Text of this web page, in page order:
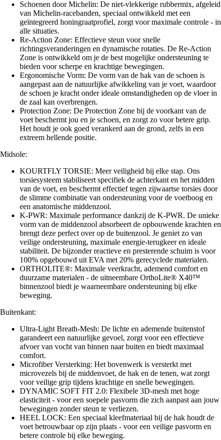
Schoenen door Michelin: De niet-vlekkerige rubbermix, afgeleid
van Michelin-racebanden, speciaal ontwikkeld met een
geïntegreerd honingraatprofiel, zorgt voor maximale controle - in
alle situaties.
Re-Action Zone: Effectieve steun voor snelle
richtingsveranderingen en dynamische rotaties. De Re-Action
Zone is ontwikkeld om je de best mogelijke ondersteuning te
bieden voor scherpe en krachtige bewegingen.
Ergonomische Vorm: De vorm van de hak van de schoen is
aangepast aan de natuurlijke afwikkeling van je voet, waardoor
de schoen je kracht onder ideale omstandigheden op de vloer in
de zaal kan overbrengen.
Protection Zone: De Protection Zone bij de voorkant van de
voet beschermt jou en je schoen, en zorgt zo voor betere grip.
Het houdt je ook goed verankerd aan de grond, zelfs in een
extreem hellende positie.
Midsole:
KOURTFLY TORSIE: Meer veiligheid bij elke stap. Ons
torsiesysteem stabiliseert specifiek de achterkant en het midden
van de voet, en beschermt effectief tegen zijwaartse torsies door
de slimme combinatie van ondersteuning voor de voetboog en
een anatomische middenzool.
K-PWR: Maximale performance dankzij de K-PWR. De unieke
vorm van de middenzool absorbeert de opbouwende krachten en
brengt deze perfect over op de buitenzool. Je geniet zo van
veilige ondersteuning, maximale energie-terugkeer en ideale
stabiliteit. De bijzonder reactieve en presterende schuim is voor
100% opgebouwd uit EVA met 20% gerecyclede materialen.
ORTHOLITE®: Maximale veerkracht, ademend comfort en
duurzame materialen - de uitneembare OrthoLite® X40™
binnenzool biedt je waarneembare ondersteuning bij elke
beweging.
Buitenkant:
Ultra-Light Breath-Mesh: De lichte en ademende buitenstof
garandeert een natuurlijke gevoel, zorgt voor een effectieve
afvoer van vocht van binnen naar buiten en biedt maximaal
comfort.
Microfiber Versterking: Het bovenwerk is versterkt met
microvezels bij de middenvoet, de hak en de tenen, wat zorgt
voor veilige grip tijdens krachtige en snelle bewegingen.
DYNAMIC SOFT FIT 2.0: Flexibele 3D-mesh met hoge
elasticiteit - voor een soepele pasvorm die zich aanpast aan jouw
bewegingen zonder steun te verliezen.
HEEL LOCK: Een speciaal kleefmateriaal bij de hak houdt de
voet betrouwbaar op zijn plaats - voor een veilige pasvorm en
betere controle bij elke beweging.